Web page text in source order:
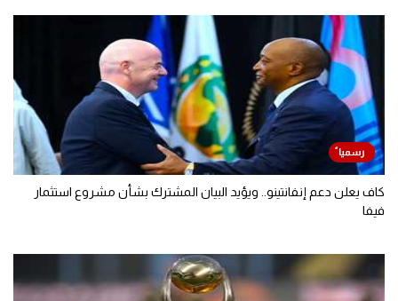
كاف يعلن دعم إنفانتينو.. ويؤيد البيان المشترك بشأن مشروع استثمار
فيفا